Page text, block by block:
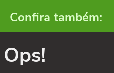
Confira também:
Ops!